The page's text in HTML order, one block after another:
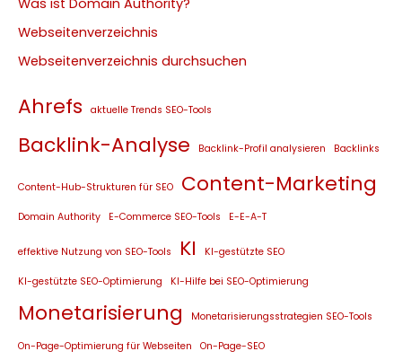
Webseitenverzeichnis
Webseitenverzeichnis durchsuchen
Ahrefs aktuelle Trends SEO-Tools
Backlink-Analyse Backlink-Profil analysieren Backlinks
Content-Hub-Strukturen für SEO Content-Marketing
Domain Authority E-Commerce SEO-Tools E-E-A-T
effektive Nutzung von SEO-Tools KI KI-gestützte SEO
KI-gestützte SEO-Optimierung KI-Hilfe bei SEO-Optimierung
Monetarisierung Monetarisierungsstrategien SEO-Tools
On-Page-Optimierung für Webseiten
On-Page-SEO